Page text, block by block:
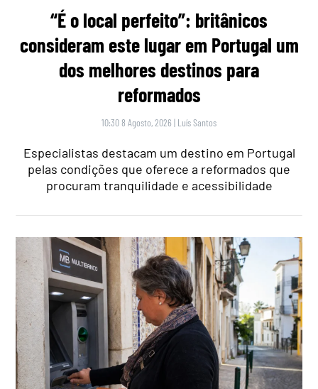
“É o local perfeito”: britânicos
consideram este lugar em Portugal um
dos melhores destinos para
reformados
10:30 8 Agosto, 2026 | Luís Santos
Especialistas destacam um destino em Portugal
pelas condições que oferece a reformados que
procuram tranquilidade e acessibilidade